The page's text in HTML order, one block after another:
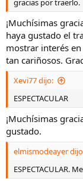
gracias por traerlo.
¡Muchísimas
haya gustado el
mostrar interés
tan cariñosos.
Xevi77 dijo:
ESPECTACULAR
¡Muchísimas
gustado.
elmismodeayer
ESPECTACULAR.